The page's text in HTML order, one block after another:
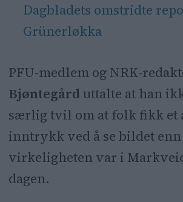
Dagbladets omstridte
Grünerløkka
PFU-medlem og NRK-
Bjøntegårduttalte at han
særlig tvil om at folk fikk et
inntrykk ved å se bildet
virkeligheten var i
dagen.